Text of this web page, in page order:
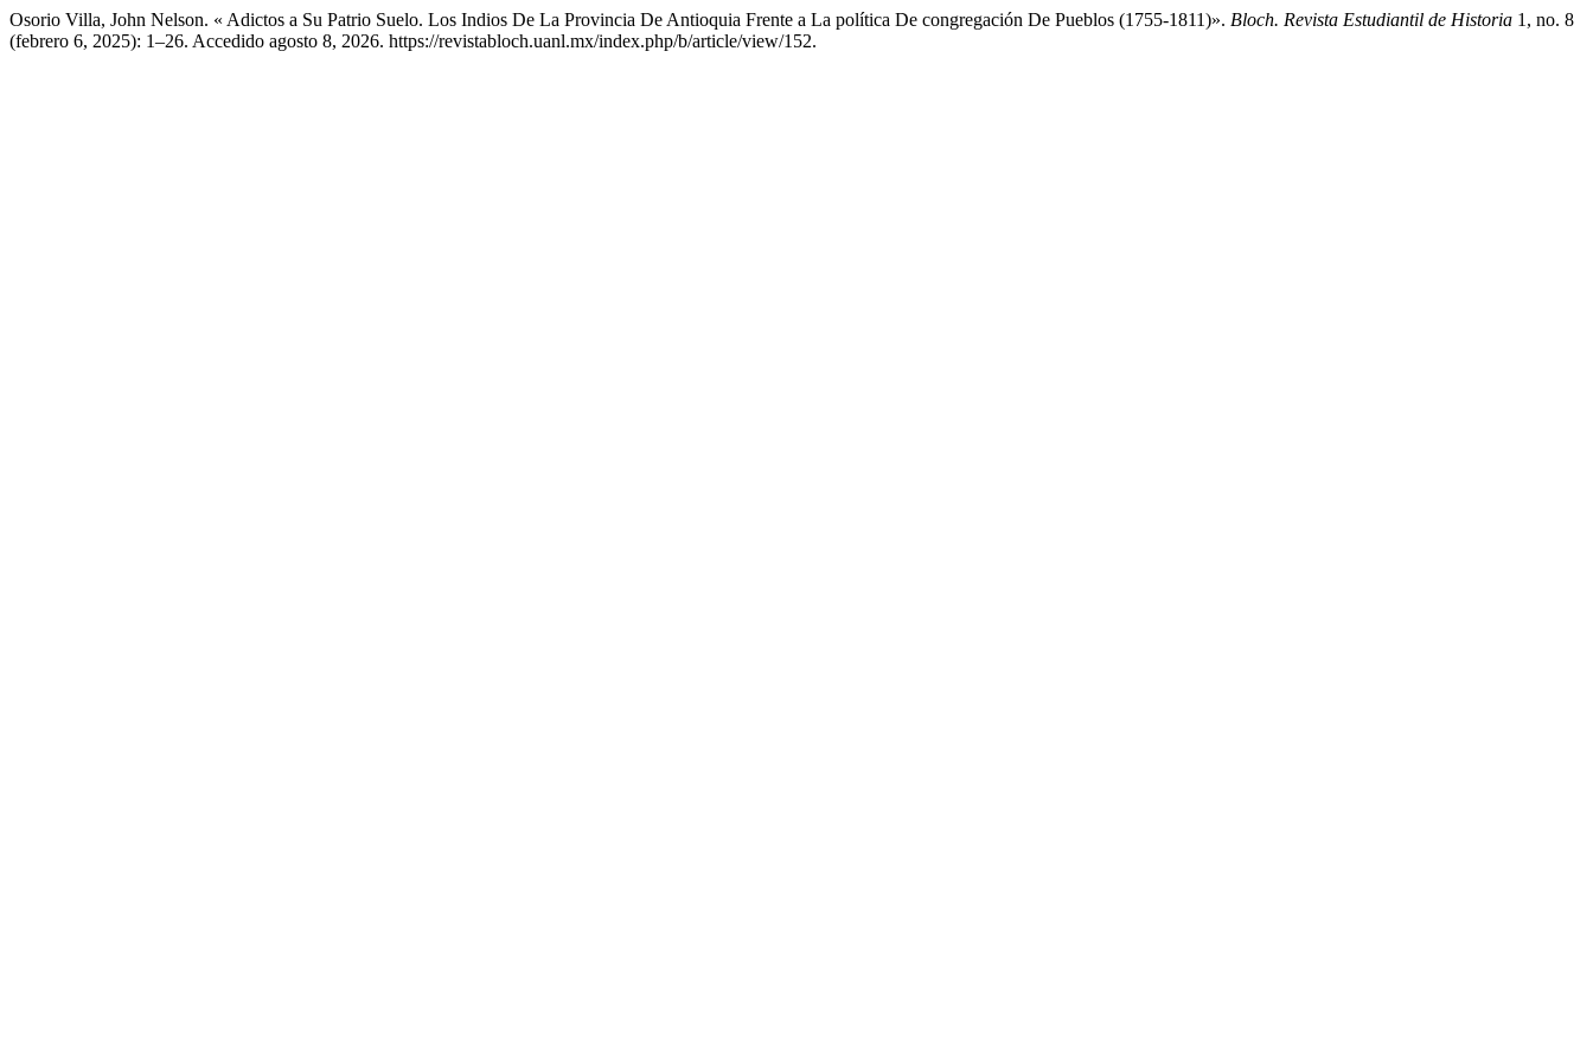
Osorio Villa, John Nelson. « Adictos a Su Patrio Suelo. Los Indios De La Provincia De Antioquia Frente a La política De congregación De Pueblos (1755-1811)». Bloch. Revista Estudiantil de Historia 1, no. 8
(febrero 6, 2025): 1–26. Accedido agosto 8, 2026. https://revistabloch.uanl.mx/index.php/b/article/view/152.